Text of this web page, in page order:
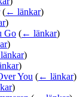
(← länkar)
)
Go (← länkar)
)
)
)
You (← länkar)
)